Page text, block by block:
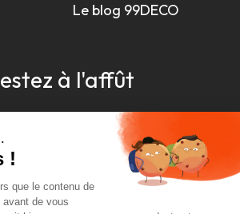
Le blog 99DECO
à l'affût
au courant, inscrivez-vous à